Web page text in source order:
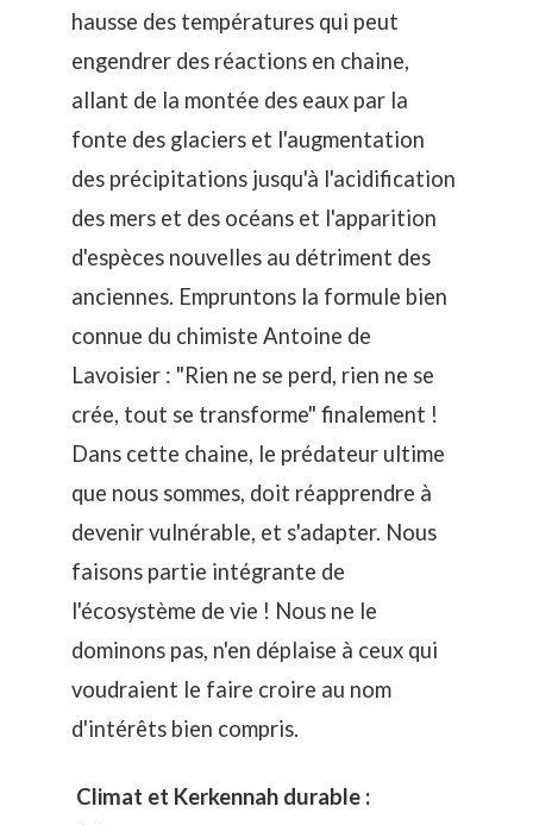
hausse des températures qui peut
engendrer des réactions en chaine,
allant de la montée des eaux par la
fonte des glaciers et l'augmentation
des précipitations jusqu'à l'acidification
des mers et des océans et l'apparition
d'espèces nouvelles au détriment des
anciennes. Empruntons la formule bien
connue du chimiste Antoine de
Lavoisier : "Rien ne se perd, rien ne se
crée, tout se transforme" finalement !
Dans cette chaine, le prédateur ultime
que nous sommes, doit réapprendre à
devenir vulnérable, et s'adapter. Nous
faisons partie intégrante de
l'écosystème de vie ! Nous ne le
dominons pas, n'en déplaise à ceux qui
voudraient le faire croire au nom
d'intérêts bien compris.
Climat et Kerkennah durable :